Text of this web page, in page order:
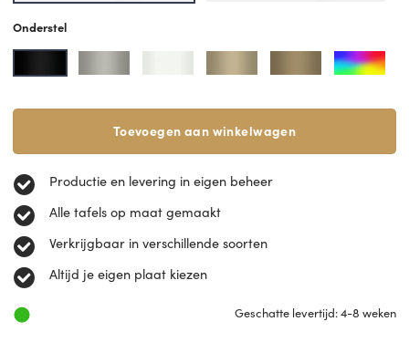
Onderstel
Toevoegen aan winkelwagen
Productie en levering in eigen beheer
Alle tafels op maat gemaakt
Verkrijgbaar in verschillende soorten
Altijd je eigen plaat kiezen
Geschatte levertijd: 4-8 weken